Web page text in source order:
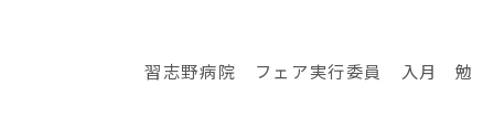
習志野病院 フェア実行委員 入月 勉